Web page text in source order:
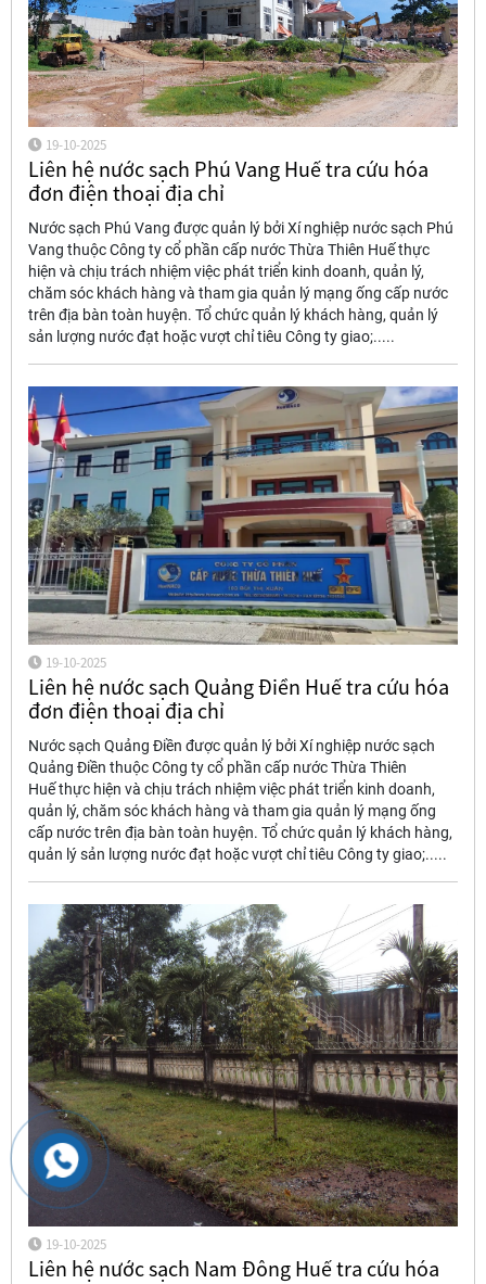
19-10-2025
Liên hệ nước sạch Phú Vang Huế tra cứu hóa
đơn điện thoại địa chỉ
Nước sạch Phú Vang được quản lý bởi Xí nghiệp nước sạch Phú
Vang thuộc Công ty cổ phần cấp nước Thừa Thiên Huế thực
hiện và chịu trách nhiệm việc phát triển kinh doanh, quản lý,
chăm sóc khách hàng và tham gia quản lý mạng ống cấp nước
trên địa bàn toàn huyện. Tổ chức quản lý khách hàng, quản lý
sản lượng nước đạt hoặc vượt chỉ tiêu Công ty giao;.....
19-10-2025
Liên hệ nước sạch Quảng Điền Huế tra cứu hóa
đơn điện thoại địa chỉ
Nước sạch Quảng Điền được quản lý bởi Xí nghiệp nước sạch
Quảng Điền thuộc Công ty cổ phần cấp nước Thừa Thiên
Huế thực hiện và chịu trách nhiệm việc phát triển kinh doanh,
quản lý, chăm sóc khách hàng và tham gia quản lý mạng ống
cấp nước trên địa bàn toàn huyện. Tổ chức quản lý khách hàng,
quản lý sản lượng nước đạt hoặc vượt chỉ tiêu Công ty giao;.....
19-10-2025
Liên hệ nước sạch Nam Đông Huế tra cứu hóa